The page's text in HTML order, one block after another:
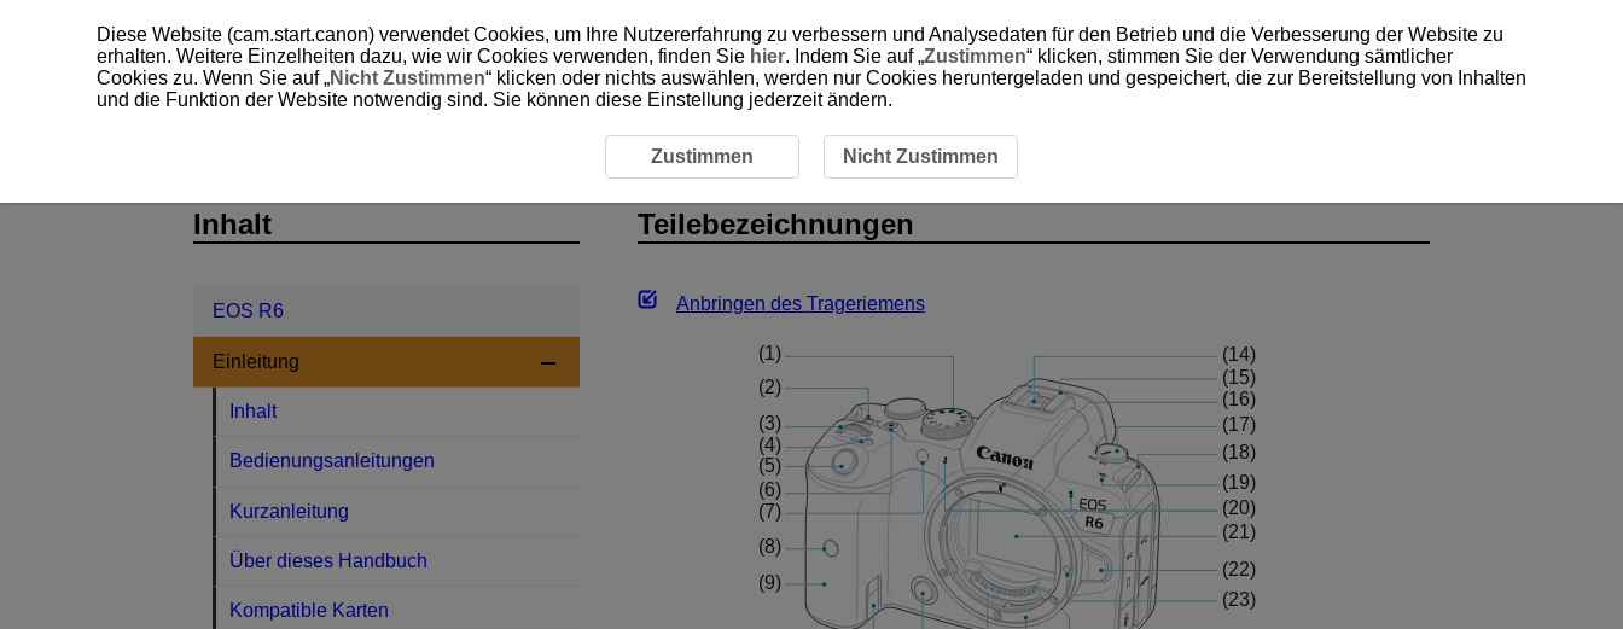
Teilebezeichnungen
Teilebezeichnungen
Anbringen des Trageriemens
Inhalt
EOS R6
Einleitung
Inhalt
Bedienungsanleitungen
Kurzanleitung
Über dieses Handbuch
Kompatible Karten
Diese Website (cam.start.canon) verwendet Cookies, um Ihre Nutzererfahrung zu verbessern und Analysedaten für den Betrieb und die Verbesserung der Website zu
erhalten. Weitere Einzelheiten dazu, wie wir Cookies verwenden, finden Sie hier. Indem Sie auf „Zustimmen“ klicken, stimmen Sie der Verwendung sämtlicher
Cookies zu. Wenn Sie auf „Nicht Zustimmen“ klicken oder nichts auswählen, werden nur Cookies heruntergeladen und gespeichert, die zur Bereitstellung von Inhalten
und die Funktion der Website notwendig sind. Sie können diese Einstellung jederzeit ändern.
Zustimmen Nicht Zustimmen